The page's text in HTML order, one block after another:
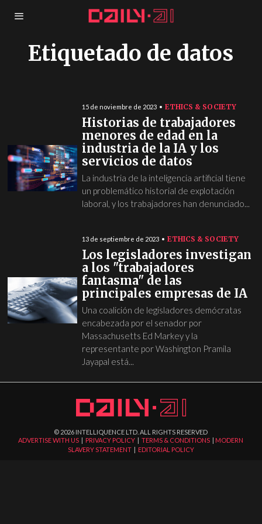
Etiquetado de datos
15 de noviembre de 2023 ETHICS & SOCIETY
Historias de trabajadores
menores de edad en la
industria de la IA y los
servicios de datos
La industria de la inteligencia artificial tiene
un problemático historial de explotación
laboral, y los trabajadores han denunciado...
13 de septiembre de 2023 ETHICS & SOCIETY
Los legisladores investigan
a los "trabajadores
fantasma" de las
principales empresas de IA
Una coalición de legisladores demócratas
encabezada por el senador por
Massachusetts Ed Markey y la
representante por Washington Pramila
Jayapal está...
© 2026 INTELLIQUENCE LTD. ALL RIGHTS RESERVED
ADVERTISE WITH US | PRIVACY POLICY |TERMS & CONDITIONS | MODERN
SLAVERY STATEMENT| EDITORIAL POLICY